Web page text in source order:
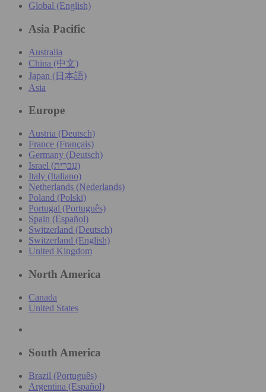
Global (English)
Asia Pacific
Australia
China (中文)
Japan (日本語)
Asia
Europe
Austria (Deutsch)
France (Français)
Germany (Deutsch)
Israel (עִברִית)
Italy (Italiano)
Netherlands (Nederlands)
Poland (Polski)
Portugal (Português)
Spain (Español)
Switzerland (Deutsch)
Switzerland (English)
United Kingdom
North America
Canada
United States
South America
Brazil (Português)
Argentina (Español)